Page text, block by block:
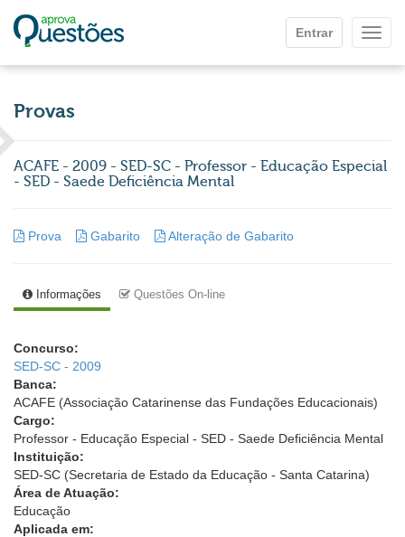
Entrar
Provas
ACAFE - 2009 - SED-SC - Professor - Educação Especial
- SED - Saede Deficiência Mental
Prova Gabarito Alteração de Gabarito
Informações Questões On-line
Concurso:
SED-SC - 2009
Banca:
ACAFE (Associação Catarinense das Fundações Educacionais)
Cargo:
Professor - Educação Especial - SED - Saede Deficiência Mental
Instituição:
SED-SC (Secretaria de Estado da Educação - Santa Catarina)
Área de Atuação:
Educação
Aplicada em: